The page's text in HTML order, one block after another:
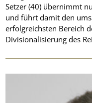
Setzer (40) übernimmt
und führt damit den
erfolgreichsten Bereich
Divisionalisierung des